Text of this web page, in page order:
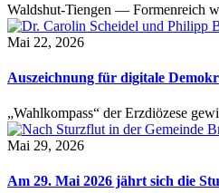
Waldshut-Tiengen — Formenreich
Mai 22, 2026
Auszeichnung für digitale
„Wahlkompass“ der Erzdiözese
Mai 29, 2026
Am 29. Mai 2026 jährt sich die